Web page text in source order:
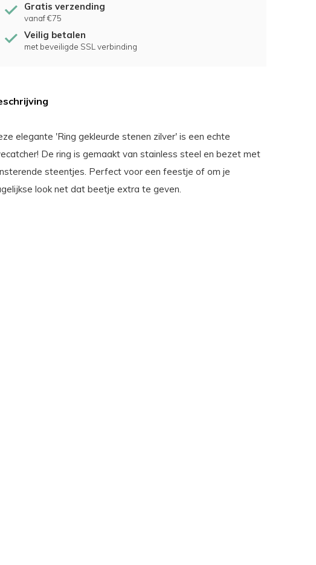
Gratis verzending
vanaf €75
Veilig betalen
met beveiligde SSL verbinding
elegante 'Ring gekleurde stenen zilver' is een echte
De ring is gemaakt van stainless steel en bezet met
steentjes. Perfect voor een feestje of om je
look net dat beetje extra te geven.